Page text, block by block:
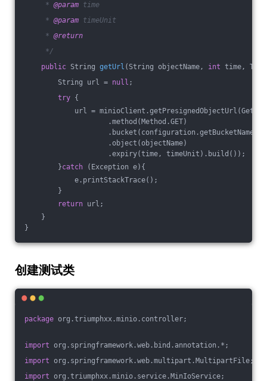
* @param time
* @param timeUnit
* @return
*/
public String getUrl (String objectName, int time,
String url = null ;
try {
url =
.method(Method.GET)
.bucket(configuration.getBucketName())
.object(objectName)
.expiry(time, timeUnit).build());
}catch (Exception e){
e.printStackTrace();
}
return url;
}
}
创建测试类
package org.triumphxx.minio.controller;
import org.springframework.web.bind.annotation.*;
import org.springframework.web.multipart.MultipartFile;
import org.triumphxx.minio.service.MinIoService;